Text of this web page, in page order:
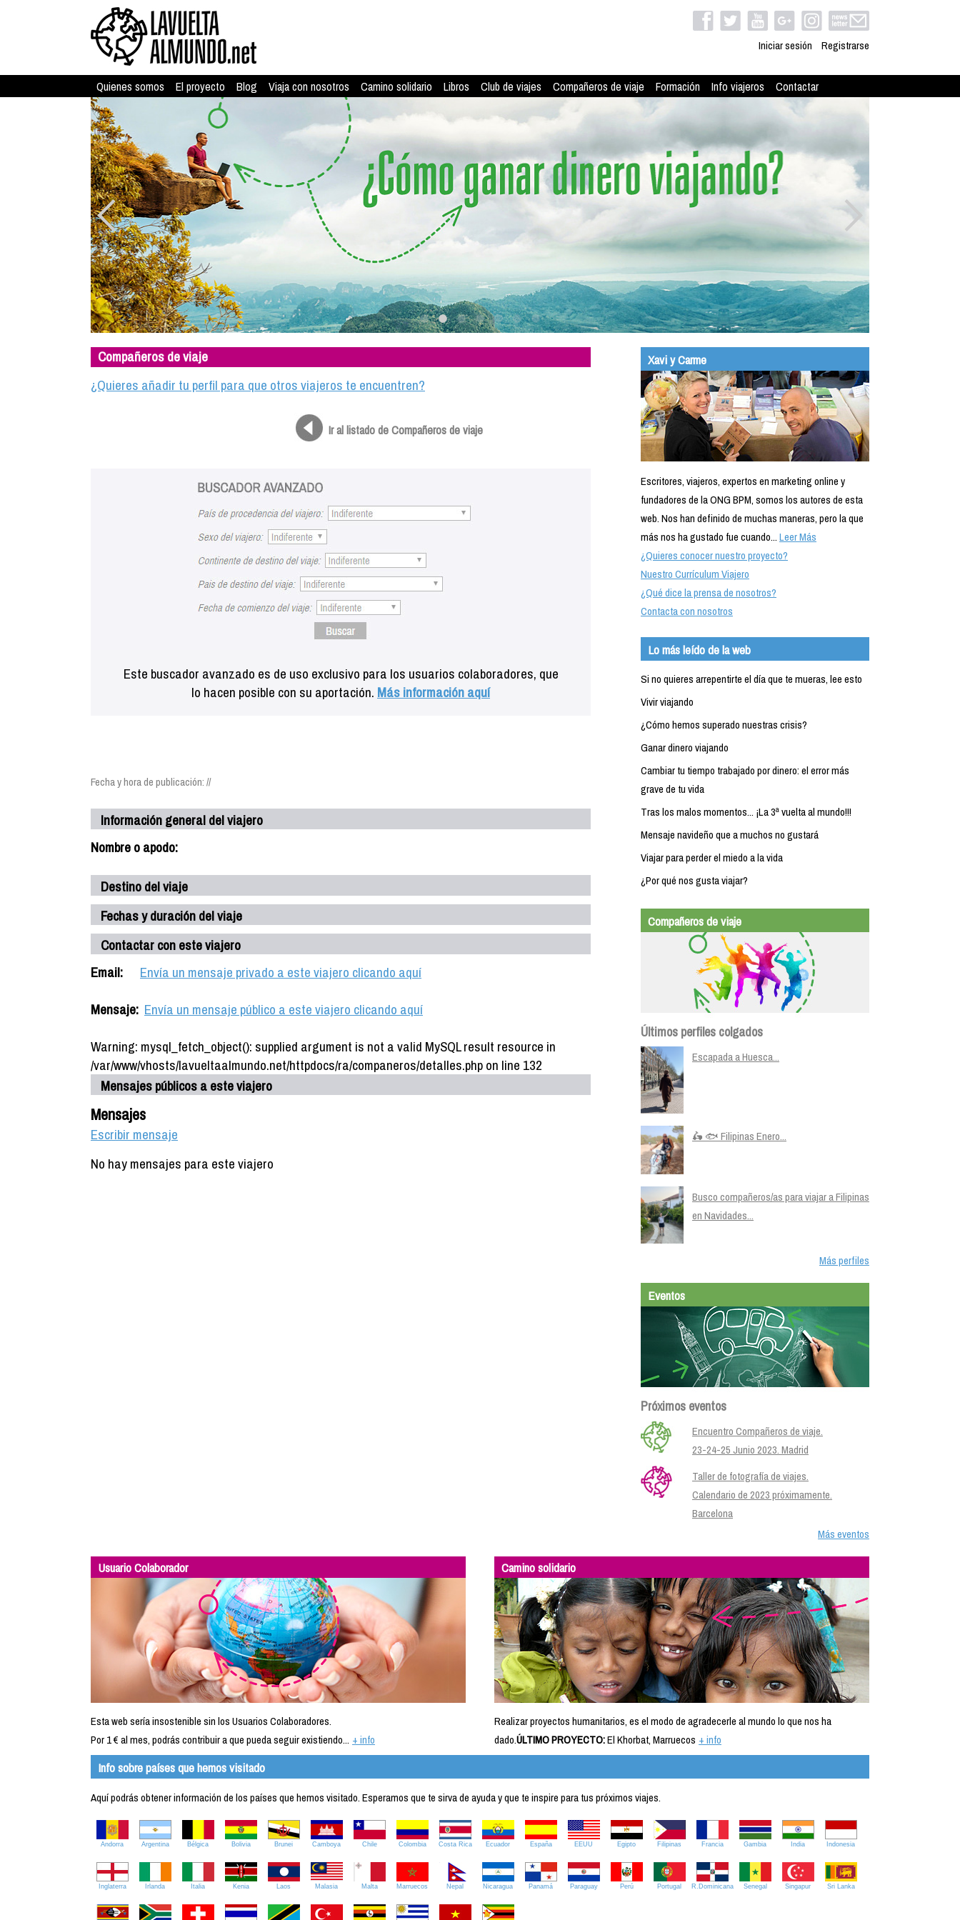
Iniciar sesión Registrarse
Quienes somos El proyecto Blog Viaja con nosotros Camino solidario Libros Club de viajes Compañeros de viaje Formación Info viajeros Contactar
Compañeros de viaje
¿Quieres añadir tu perfil para que otros viajeros te encuentren?
Ir al listado de Compañeros de viaje
Este buscador avanzado es de uso exclusivo para los usuarios colaboradores, que
lo hacen posible con su aportación. Más información aquí
Fecha y hora de publicación: //
Información general del viajero
Nombre o apodo:
Destino del viaje
Fechas y duración del viaje
Contactar con este viajero
Email:
Envía un mensaje privado a este viajero clicando aquí
Mensaje: Envía un mensaje público a este viajero clicando aquí
Warning: mysql_fetch_object(): supplied argument is not a valid MySQL result resource in
/var/www/vhosts/lavueltaalmundo.net/httpdocs/ra/companeros/detalles.php on line 132
Mensajes públicos a este viajero
Mensajes
Escribir mensaje
No hay mensajes para este viajero
Xavi y Carme
Escritores, viajeros, expertos en marketing online y
fundadores de la ONG BPM, somos los autores de esta
web. Nos han definido de muchas maneras, pero la que
más nos ha gustado fue cuando...Leer Más
¿Quieres conocer nuestro proyecto?
Nuestro Currículum Viajero
¿Qué dice la prensa de nosotros?
Contacta con nosotros
Lo más leído de la web
Si no quieres arrepentirte el día que te mueras, lee esto
Vivir viajando
¿Cómo hemos superado nuestras crisis?
Ganar dinero viajando
Cambiar tu tiempo trabajado por dinero: el error más
grave de tu vida
Tras los malos momentos... ¡La 3ª vuelta al mundo!!!
Mensaje navideño que a muchos no gustará
Viajar para perder el miedo a la vida
¿Por qué nos gusta viajar?
Compañeros de viaje
Últimos perfiles colgados
Escapada a Huesca...
🛵 🐟 Filipinas Enero...
Busco compañeros/as para viajar a Filipinas
en Navidades...
Más perfiles
Eventos
Próximos eventos
Encuentro Compañeros de viaje.
23-24-25 Junio 2023. Madrid
Taller de fotografía de viajes.
Calendario de 2023 próximamente.
Barcelona
Más eventos
Usuario Colaborador
Esta web sería insostenible sin los Usuarios Colaboradores.
Por 1 € al mes, podrás contribuir a que pueda seguir existiendo... + info
Camino solidario
Realizar proyectos humanitarios, es el modo de agradecerle al mundo lo que nos ha
dado.ÚLTIMO PROYECTO:El Khorbat, Marruecos + info
Info sobre países que hemos visitado
Aquí podrás obtener información de los países que hemos visitado. Esperamos que te sirva de ayuda y que te inspire para tus próximos viajes.
Andorra Argentina Bélgica Bolivia Brunei Camboya Chile Colombia Costa Rica Ecuador España EEUU Egipto Filipinas Francia Gambia India Indonesia
Inglaterra Irlanda Italia Kenia Laos Malasia Malta Marruecos Nepal Nicaragua Panamá Paraguay Perú Portugal R.Dominicana Senegal Singapur Sri Lanka